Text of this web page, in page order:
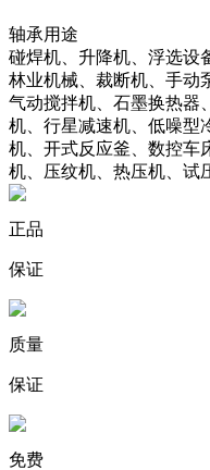
轴承用途
碰焊机、升降机、浮选设
林业机械、裁断机、手动
气动搅拌机、石墨换热器
机、行星减速机、低噪型
机、开式反应釜、数控车
机、压纹机、热压机、试
正品
保证
质量
保证
免费